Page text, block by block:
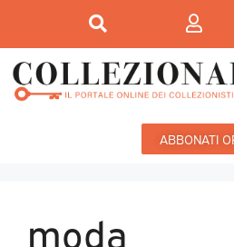
ABBONATI
moda